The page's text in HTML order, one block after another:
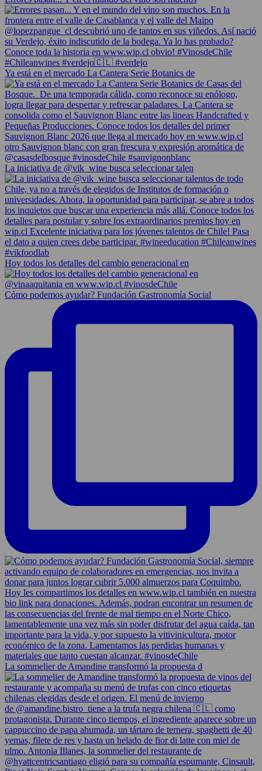
Ya está en el mercado La Cantera Serie Botanics de
La iniciativa de @vik_wine busca seleccionar talen
Hoy todos los detalles del cambio generacional en
Cómo podemos ayudar? Fundación Gastronomía Social
La sommelier de Amandine transformó la propuesta d